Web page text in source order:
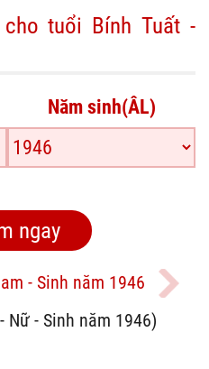
tuổi Bính Tuất -
Năm sinh(ÂL)
- Sinh năm 1946
Nữ - Sinh năm 1946)